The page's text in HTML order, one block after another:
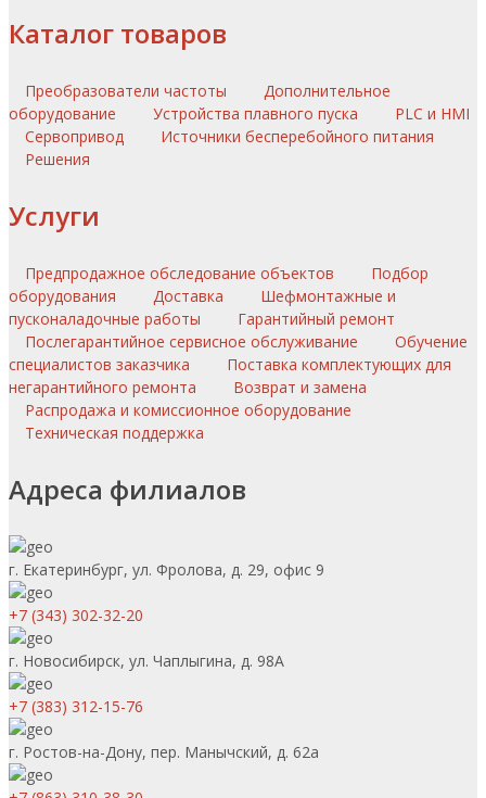
Каталог товаров
Преобразователи частоты
Дополнительное
оборудование
Устройства плавного пуска
PLC и HMI
Сервопривод
Источники бесперебойного питания
Решения
Услуги
Предпродажное обследование объектов
Подбор
оборудования
Доставка
Шефмонтажные и
пусконаладочные работы
Гарантийный ремонт
Послегарантийное сервисное обслуживание
Обучение
специалистов заказчика
Поставка комплектующих для
негарантийного ремонта
Возврат и замена
Распродажа и комиссионное оборудование
Техническая поддержка
Адреса филиалов
г. Екатеринбург, ул. Фролова, д. 29, офис 9
+7 (343) 302-32-20
г. Новосибирск, ул. Чаплыгина, д. 98А
+7 (383) 312-15-76
г. Ростов-на-Дону, пер. Манычский, д. 62а